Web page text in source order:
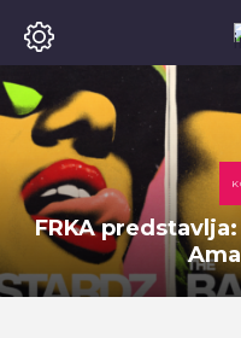
FRKA